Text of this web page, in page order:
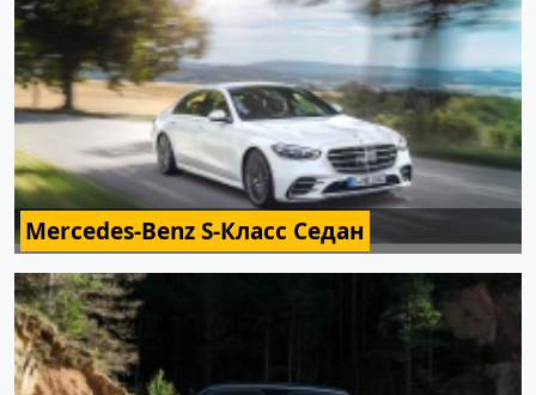
Mercedes-Benz S-Класс Седан